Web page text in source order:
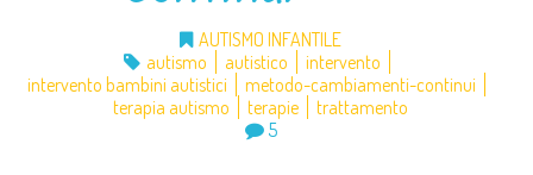
AUTISMO INFANTILE
autismo
autistico
intervento
intervento bambini autistici
metodo-cambiamenti-continui
terapia autismo
terapie
trattamento
5